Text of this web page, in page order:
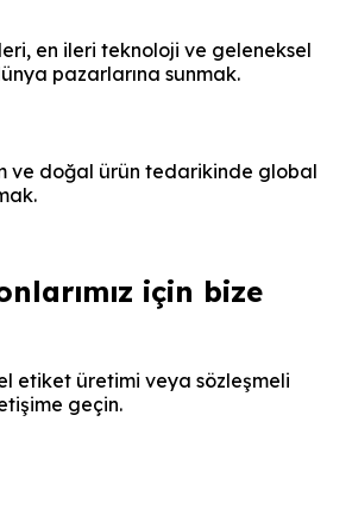
en ileri teknoloji ve geleneksel
pazarlarına sunmak.
ve doğal ürün tedarikinde global
için bize
etiket üretimi veya sözleşmeli
geçin.